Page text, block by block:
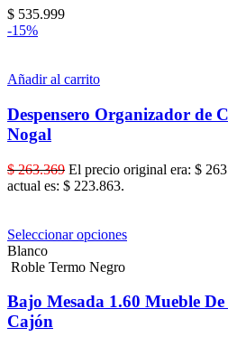
$ 535.999
-15%
Añadir al carrito
Despensero Organizador de
Nogal
$263.369 El precio original era: $
actual es: $ 223.863.
Seleccionar opciones
Blanco
Roble Termo Negro
Bajo Mesada 1.60 Mueble
Cajón